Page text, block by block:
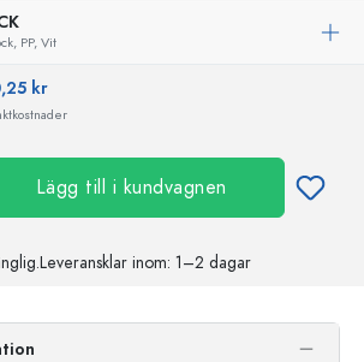
PP, Vit
kr
Lägg till i kundvagnen
Leveransklar inom: 1–2 dagar